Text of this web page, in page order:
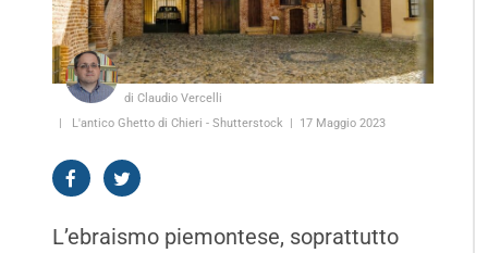
di Claudio Vercelli
L'antico Ghetto di Chieri - Shutterstock
17 Maggio 2023
L’ebraismo piemontese, soprattutto